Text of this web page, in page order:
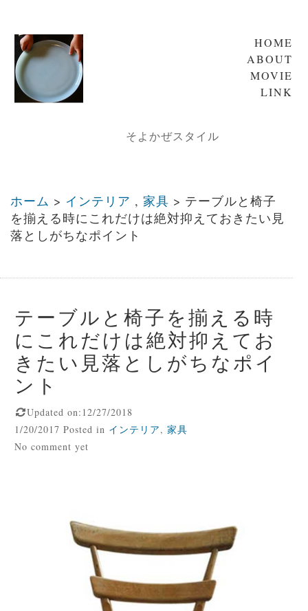
HOME
ABOUT
MOVIE
LINK
そよかぜスタイル
ホーム > インテリア , 家具 > テーブルと椅子
を揃える時にこれだけは絶対抑えておきたい見
落としがちなポイント
テーブルと椅子を揃える時
にこれだけは絶対抑えてお
きたい見落としがちなポイ
ント
Updated on:12/27/2018
1/20/2017 Posted in インテリア,家具
No comment yet